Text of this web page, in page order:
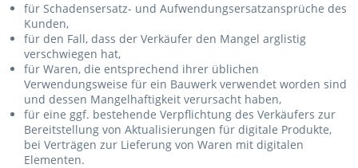
für Schadensersatz- und Aufwendungsersatzansprüche des
Kunden,
für den Fall, dass der Verkäufer den Mangel arglistig
verschwiegen hat,
für Waren, die entsprechend ihrer üblichen
Verwendungsweise für ein Bauwerk verwendet worden sind
und dessen Mangelhaftigkeit verursacht haben,
für eine ggf. bestehende Verpflichtung des Verkäufers zur
Bereitstellung von Aktualisierungen für digitale Produkte,
bei Verträgen zur Lieferung von Waren mit digitalen
Elementen.